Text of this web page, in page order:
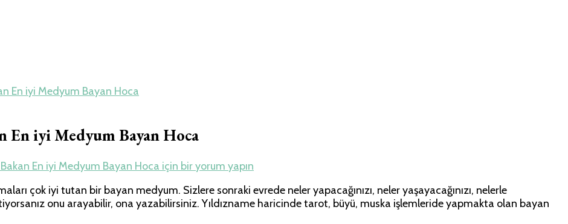
En iyi Medyum Bayan Hoca
En iyi Medyum Bayan Hoca
Bakan En iyi Medyum Bayan Hoca için bir yorum yapın
çok iyi tutan bir bayan medyum. Sizlere sonraki evrede neler yapacağınızı, neler yaşayacağınızı, nelerle
onu arayabilir, ona yazabilirsiniz. Yıldızname haricinde tarot, büyü, muska işlemleride yapmakta olan bayan